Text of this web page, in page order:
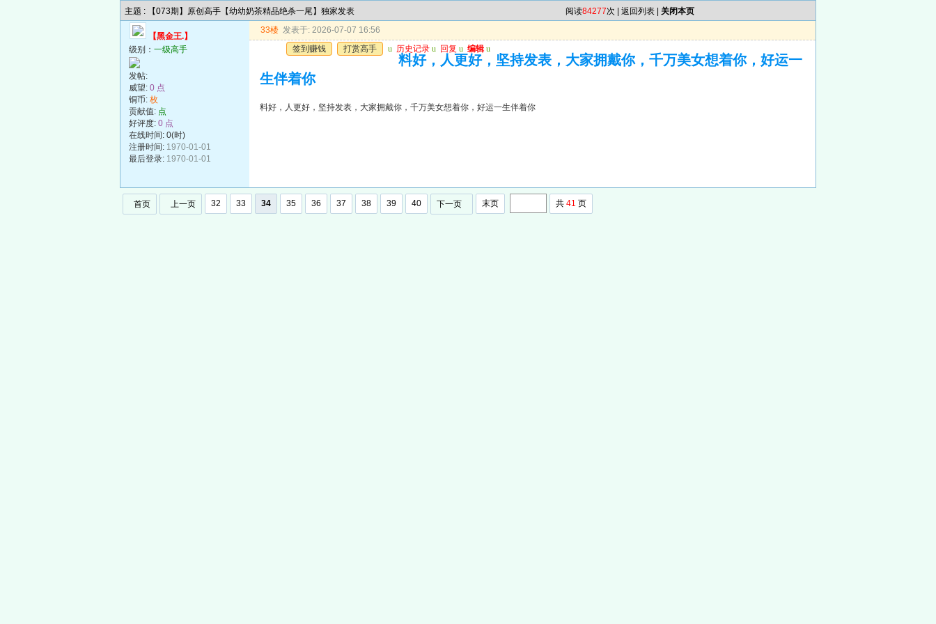
主题 : 【073期】原创高手【幼幼奶茶精品绝杀一尾】独家发表 阅读84277次 | 返回列表 关闭本页
【黑金王.】
级别： 一级高手
发帖:
威望: 0 点
铜币: 枚
贡献值: 点
好评度: 0 点
在线时间: 0(时)
注册时间: 1970-01-01
最后登录: 1970-01-01
33楼 发表于: 2026-07-07 16:56
签到赚钱
打赏高手 u 历史记录 u 回复 u 编辑 u
料好，人更好，坚持发表，大家拥戴你，千万美女想着你，好运一
生伴着你
料好，人更好，坚持发表，大家拥戴你，千万美女想着你，好运一生伴着你
首页 上一页 32 33 34 35 36 37 38 39 40 下一页 末页 共 41 页